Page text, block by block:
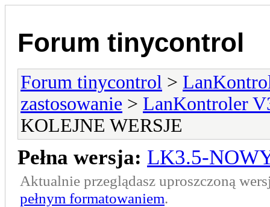
Forum tinycontrol
Forum tinycontrol >
zastosowanie > LanKontroler
KOLEJNE WERSJE
Pełna wersja: LK3.5-
Aktualnie przeglądasz uproszczoną
pełnym formatowaniem.